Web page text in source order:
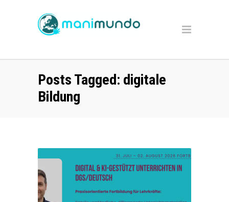
Posts Tagged: digitale
Bildung